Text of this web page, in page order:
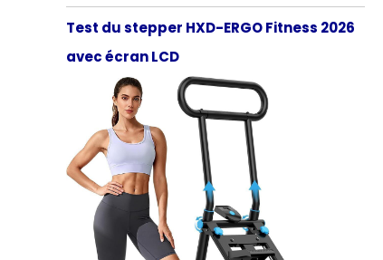
Test du stepper HXD-ERGO Fitness 2026
avec écran LCD